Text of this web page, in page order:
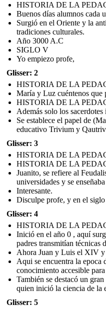
HISTORIA DE LA
Buenos días alumnos cada
Surgió en el Oriente y la
tradiciones culturales.
Año 3000 A.C
SIGLO V
Yo empiezo profe,
Glisser: 2
HISTORIA DE LA
María y Luz cuéntenos que
HISTORIA DE LA
Además solo los
Se establece el papel de
educativo Trivium y
Glisser: 3
HISTORIA DE LA
HISTORIA DE LA
Juanito, se refiere al
universidades y se
Interesante.
Disculpe profe, y en el
Glisser: 4
HISTORIA DE LA
Inició en el año 0 , aquí
padres transmitían técnicas
Ahora Juan y Luis el XIV
Aqui se encuentra la epoca
conocimiento accesible
También se destacó un
quien inició la ciencia de la
Glisser: 5